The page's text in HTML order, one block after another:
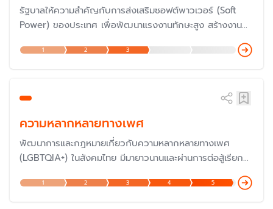
รัฐบาลให้ความสำคัญกับการส่งเสริมซอฟต์พาวเวอร์ (Soft
Power) ของประเทศ เพื่อพัฒนาแรงงานทักษะสูง สร้างงาน
และรายได้ ขยายอุตสาหกรรมเป้าหมาย ส่งเสริมการส่งออก และ
ผลักดันประเทศไทยให้เป็นประเทศชั้นนำของโลกด้านซอฟต์พาว
เวอร์
1 2 3
ความหลากหลายทางเพศ
พัฒนาการและกฎหมายเกี่ยวกับความหลากหลายทางเพศ
(LGBTQIA+) ในสังคมไทย มีมายาวนานและผ่านการต่อสู้เรียก
ร้องมาหลายยุคหลายสมัย จนเกิดความเท่าเทียมทางกฎหมายที่
เป็นรูปธรรมในการแก้กฎหมายแพ่งและพาณิชย์ หรือ "สมรสเท่า
เทียม" แต่ยังมีอีกหลายประเด็นยังต้องมีการแก้ไขและปรับปรุง
1 2 3 4 5